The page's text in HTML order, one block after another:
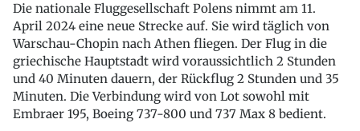
Die nationale Fluggesellschaft Polens nimmt am 11.
April 2024 eine neue Strecke auf. Sie wird täglich von
Warschau-Chopin nach Athen fliegen. Der Flug in die
griechische Hauptstadt wird voraussichtlich 2 Stunden
und 40 Minuten dauern, der Rückflug 2 Stunden und 35
Minuten. Die Verbindung wird von Lot sowohl mit
Embraer 195, Boeing 737-800 und 737 Max 8 bedient.